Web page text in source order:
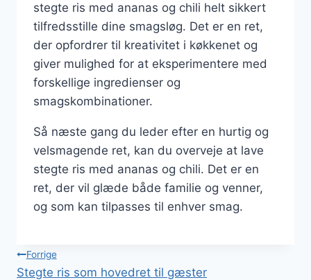
stegte ris med ananas og chili helt sikkert
tilfredsstille dine smagsløg. Det er en ret,
der opfordrer til kreativitet i køkkenet og
giver mulighed for at eksperimentere med
forskellige ingredienser og
smagskombinationer.
Så næste gang du leder efter en hurtig og
velsmagende ret, kan du overveje at lave
stegte ris med ananas og chili. Det er en
ret, der vil glæde både familie og venner,
og som kan tilpasses til enhver smag.
Indlægsnavigation
Forrige
Stegte ris som hovedret til gæster